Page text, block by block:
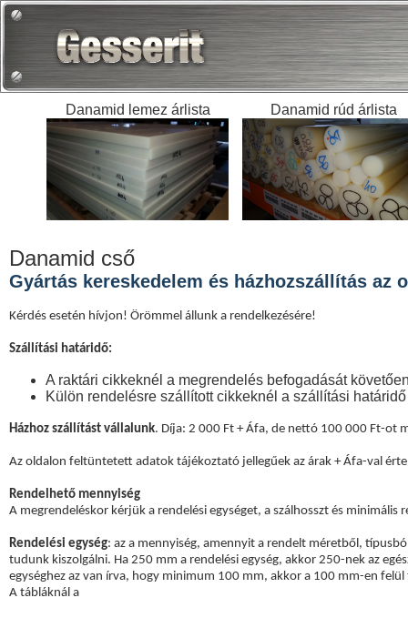
Danamid lemez árlista Danamid rúd árlista
Danamid cső
Gyártás kereskedelem és házhozszállítás az
Kérdés esetén hívjon! Örömmel állunk a rendelkezésére!
Szállítási határidő:
A raktári cikkeknél a megrendelés befogadását
Külön rendelésre szállított cikkeknél a szállítási
Házhoz szállítást vállalunk. Díja: 2 000 Ft + Áfa, de nettó 100 000 Ft-ot
Az oldalon feltüntetett adatok tájékoztató jellegűek az árak + Áfa-val
Rendelhető mennyiség
A megrendeléskor kérjük a rendelési egységet, a szálhosszt és minimális
Rendelési egység: az a mennyiség, amennyit a rendelt méretből,
tudunk kiszolgálni. Ha 250 mm a rendelési egység, akkor 250-nek az
egységhez az van írva, hogy minimum 100 mm, akkor a 100 mm-en
A tábláknál a